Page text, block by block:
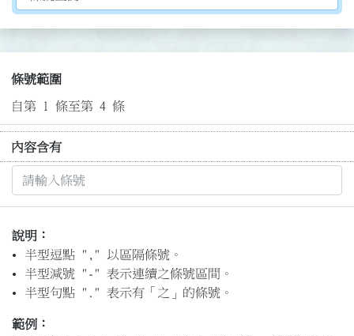
條號範圍
自第 1 條至第 4 條
內容含有
說明：
半型逗點 "," 以區隔條號。
半型減號 "-" 表示連續之條號區間。
半型句點 "." 表示有「之」的條號。
範例：